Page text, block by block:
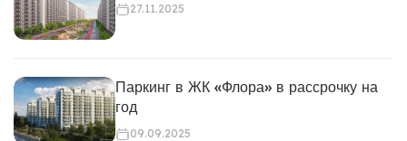
27.11.2025
Паркинг в ЖК «Флора» в рассрочку на
год
09.09.2025